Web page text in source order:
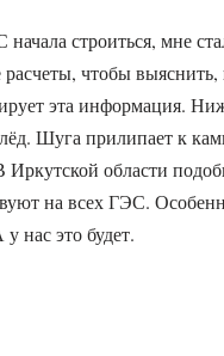
строиться, мне
расчеты, чтобы
эта информация.
Шуга прилипает к
Иркутской области
на всех ГЭС.
нас это будет.